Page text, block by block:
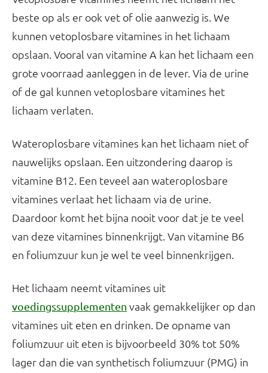
beste op als er ook vet of olie aanwezig is. We
kunnen vetoplosbare vitamines in het lichaam
opslaan. Vooral van vitamine A kan het lichaam een
grote voorraad aanleggen in de lever. Via de urine
of de gal kunnen vetoplosbare vitamines het
lichaam verlaten.
Wateroplosbare vitamines kan het lichaam niet of
nauwelijks opslaan. Een uitzondering daarop is
vitamine B12. Een teveel aan wateroplosbare
vitamines verlaat het lichaam via de urine.
Daardoor komt het bijna nooit voor dat je te veel
van deze vitamines binnenkrijgt. Van vitamine B6
en foliumzuur kun je wel te veel binnenkrijgen.
Het lichaam neemt vitamines uit
voedingssupplementen vaak gemakkelijker op dan
vitamines uit eten en drinken. De opname van
foliumzuur uit eten is bijvoorbeeld 30% tot 50%
lager dan die van synthetisch foliumzuur (PMG) in